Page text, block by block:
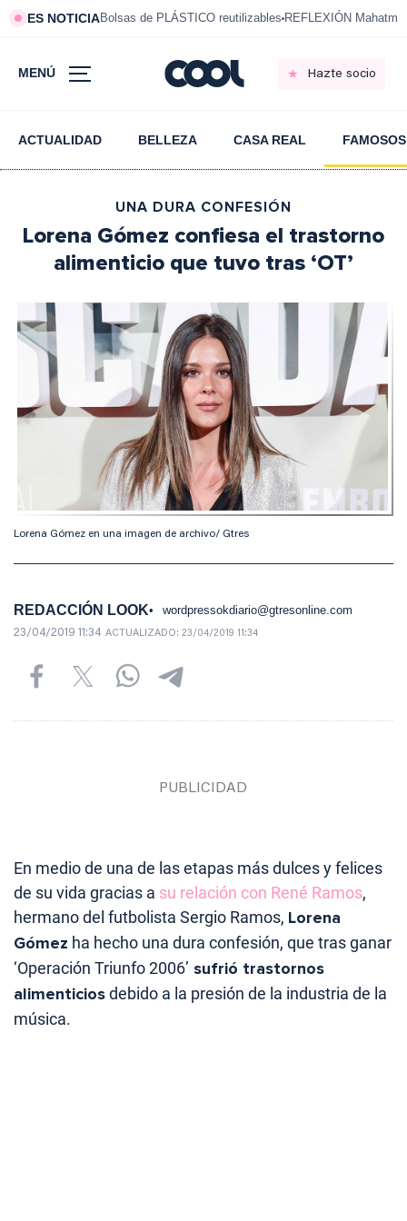
ES NOTICIABolsas de PLÁSTICO reutilizables REFLEXIÓN
MENÚ Hazte socio
ACTUALIDAD BELLEZA CASA REAL FAMOSOS
UNA DURA CONFESIÓN
Lorena Gómez confiesa el trastorno
alimenticio que tuvo tras ‘OT’
Lorena Gómez en una imagen de archivo/ Gtres
REDACCIÓN LOOK wordpressokdiario@gtresonline.com
23/04/2019 11:34 ACTUALIZADO: 23/04/2019 11:34
En medio de una de las etapas más dulces y felices
de su vida gracias a su relación con René Ramos,
hermano del futbolista Sergio Ramos, Lorena
Gómez ha hecho una dura confesión, que tras ganar
‘Operación Triunfo 2006’ sufrió trastornos
alimenticiosdebido a la presión de la industria de la
música.